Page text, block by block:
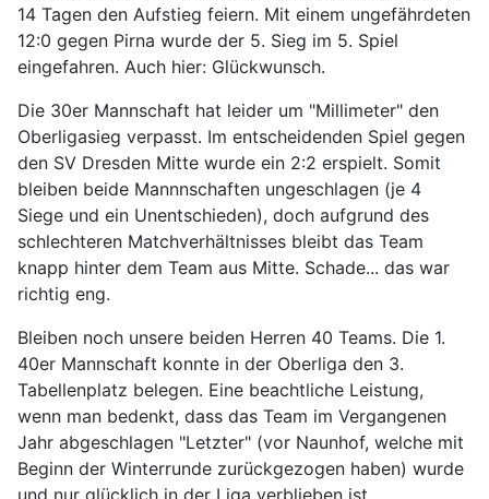
14 Tagen den Aufstieg feiern. Mit einem ungefährdeten
12:0 gegen Pirna wurde der 5. Sieg im 5. Spiel
eingefahren. Auch hier: Glückwunsch.
Die 30er Mannschaft hat leider um "Millimeter" den
Oberligasieg verpasst. Im entscheidenden Spiel gegen
den SV Dresden Mitte wurde ein 2:2 erspielt. Somit
bleiben beide Mannnschaften ungeschlagen (je 4
Siege und ein Unentschieden), doch aufgrund des
schlechteren Matchverhältnisses bleibt das Team
knapp hinter dem Team aus Mitte. Schade... das war
richtig eng.
Bleiben noch unsere beiden Herren 40 Teams. Die 1.
40er Mannschaft konnte in der Oberliga den 3.
Tabellenplatz belegen. Eine beachtliche Leistung,
wenn man bedenkt, dass das Team im Vergangenen
Jahr abgeschlagen "Letzter" (vor Naunhof, welche mit
Beginn der Winterrunde zurückgezogen haben) wurde
und nur glücklich in der Liga verblieben ist.